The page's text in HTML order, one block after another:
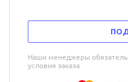
Наши менеджеры
условия заказа